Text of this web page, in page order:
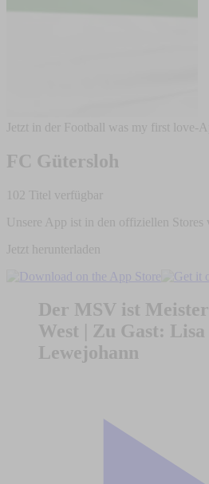
Jetzt in der Football was my first love-
FC Gütersloh
102 Titel verfügbar
Unsere App ist in den offiziellen Stores
Jetzt herunterladen
Der MSV ist
West | Zu Gast:
Lewejohann